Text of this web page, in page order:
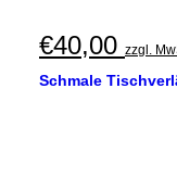
€40,00 zzgl.
Schmale